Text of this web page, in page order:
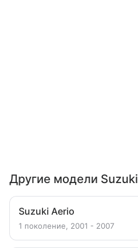
Другие модели Suzuki
Suzuki Aerio
1 поколение, 2001 - 2007